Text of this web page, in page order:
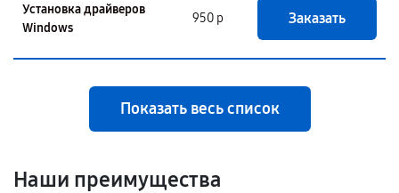
Установка драйверов
Windows
950 р Заказать
Показать весь список
Наши преимущества